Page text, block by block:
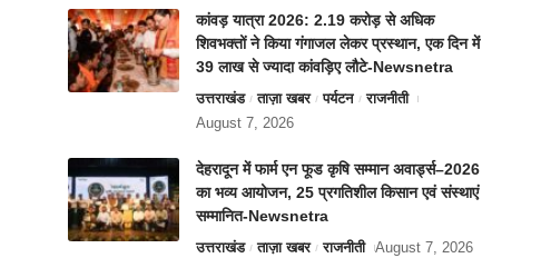
कांवड़ यात्रा 2026: 2.19 करोड़ से अधिक
शिवभक्तों ने किया गंगाजल लेकर प्रस्थान, एक दिन में
39 लाख से ज्यादा कांवड़िए लौटे-Newsnetra
उत्तराखंड ताज़ा खबर पर्यटन
राजनीती
August 7, 2026
देहरादून में फार्म एन फूड कृषि सम्मान अवार्ड्स–2026
का भव्य आयोजन, 25 प्रगतिशील किसान एवं संस्थाएं
सम्मानित-Newsnetra
उत्तराखंड ताज़ा खबर राजनीती August 7, 2026